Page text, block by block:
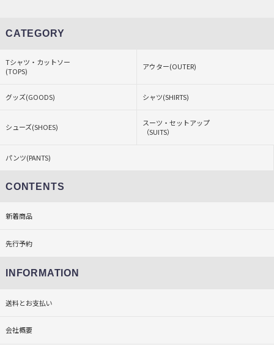
CATEGORY
Tシャツ・カットソー
(TOPS)
アウター(OUTER)
グッズ(GOODS) シャツ(SHIRTS)
シューズ(SHOES)
スーツ・セットアップ
（SUITS）
パンツ(PANTS)
CONTENTS
新着商品
先行予約
INFORMATION
送料とお支払い
会社概要